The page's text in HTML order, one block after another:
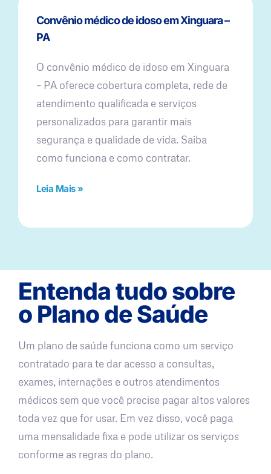
Convênio médico de idoso em Xinguara –
PA
O convênio médico de idoso em Xinguara
– PA oferece cobertura completa, rede de
atendimento qualificada e serviços
personalizados para garantir mais
segurança e qualidade de vida. Saiba
como funciona e como contratar.
Leia Mais »
Entenda tudo sobre
o Plano de Saúde
Um plano de saúde funciona como um serviço
contratado para te dar acesso a consultas,
exames, internações e outros atendimentos
médicos sem que você precise pagar altos valores
toda vez que for usar. Em vez disso, você paga
uma mensalidade fixa e pode utilizar os serviços
conforme as regras do plano.